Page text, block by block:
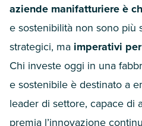
aziende manifatturiere è
e sostenibilità non sono più
strategici, ma imperativi
Chi investe oggi in una
e sostenibile è destinato a
leader di settore, capace di
premia l’innovazione